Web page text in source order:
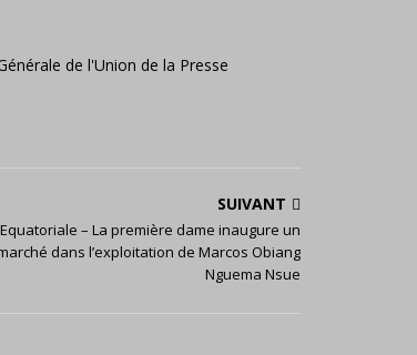
de l'Union de la Presse
SUIVANT
– La première dame inaugure un
dans l’exploitation de Marcos Obiang
Nguema Nsue